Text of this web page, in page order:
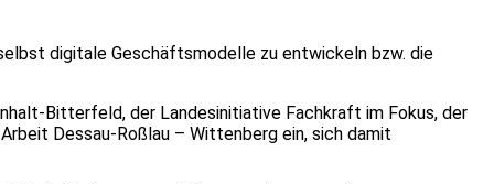
digitale Geschäftsmodelle zu entwickeln bzw. die
Bitterfeld, der Landesinitiative Fachkraft im Fokus, der
Dessau-Roßlau – Wittenberg ein, sich damit